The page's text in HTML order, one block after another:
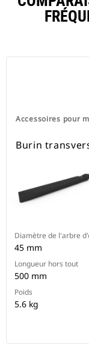
Accessoires pour
Burin
Diamètre de l'arbre
45 mm
Longueur hors tout
500 mm
Poids
5.6 kg